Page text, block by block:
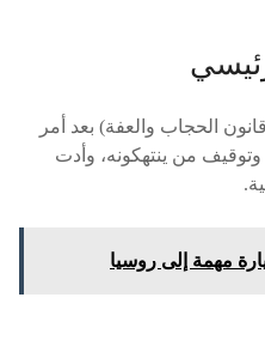
الحجاب والعفة) بعد أمر
من ينتهكونه، وأدت
مهمة إلى روسيا